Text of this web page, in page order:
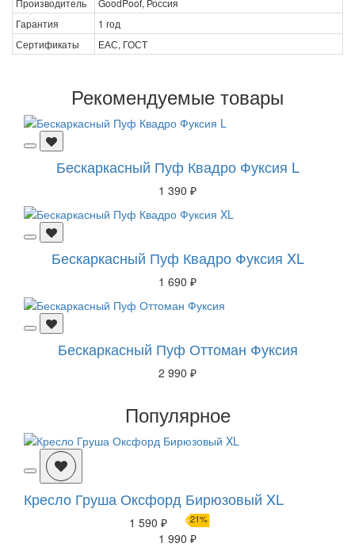
Гарантия
1 год
Сертификаты
ЕАС, ГОСТ
Рекомендуемые товары
Бескаркасный Пуф Квадро Фуксия L
1 390 ₽
Бескаркасный Пуф Квадро Фуксия XL
1 690 ₽
Бескаркасный Пуф Оттоман Фуксия
2 990 ₽
Популярное
Кресло Груша Оксфорд Бирюзовый XL
1 590 ₽ 21%
1 990 ₽